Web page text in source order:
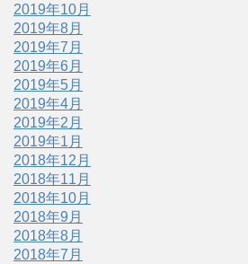
2019年10月
2019年8月
2019年7月
2019年6月
2019年5月
2019年4月
2019年2月
2019年1月
2018年12月
2018年11月
2018年10月
2018年9月
2018年8月
2018年7月